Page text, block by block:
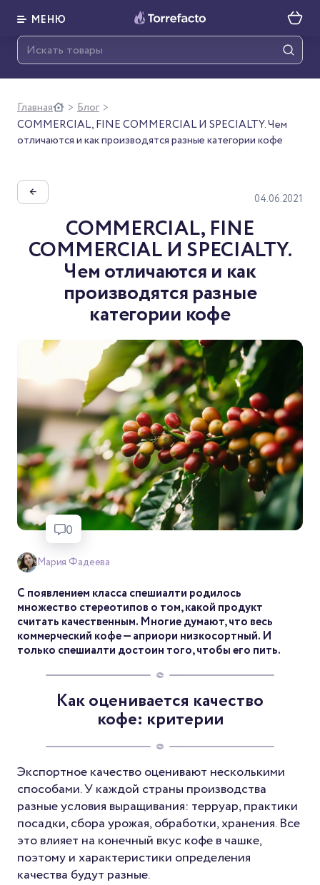
МЕНЮ
Главная > Блог >
COMMERCIAL, FINE COMMERCIAL И SPECIALTY. Чем
отличаются и как производятся разные категории кофе
← 04.06.2021
COMMERCIAL, FINE
COMMERCIAL И SPECIALTY.
Чем отличаются и как
производятся разные
категории кофе
0
Мария Фадеева
С появлением класса спешиалти родилось
множество стереотипов о том, какой продукт
считать качественным. Многие думают, что весь
коммерческий кофе — априори низкосортный. И
только спешиалти достоин того, чтобы его пить.
Как оценивается качество
кофе: критерии
Экспортное качество оценивают несколькими
способами. У каждой страны производства
разные условия выращивания: терруар, практики
посадки, сбора урожая, обработки, хранения. Все
это влияет на конечный вкус кофе в чашке,
поэтому и характеристики определения
качества будут разные.